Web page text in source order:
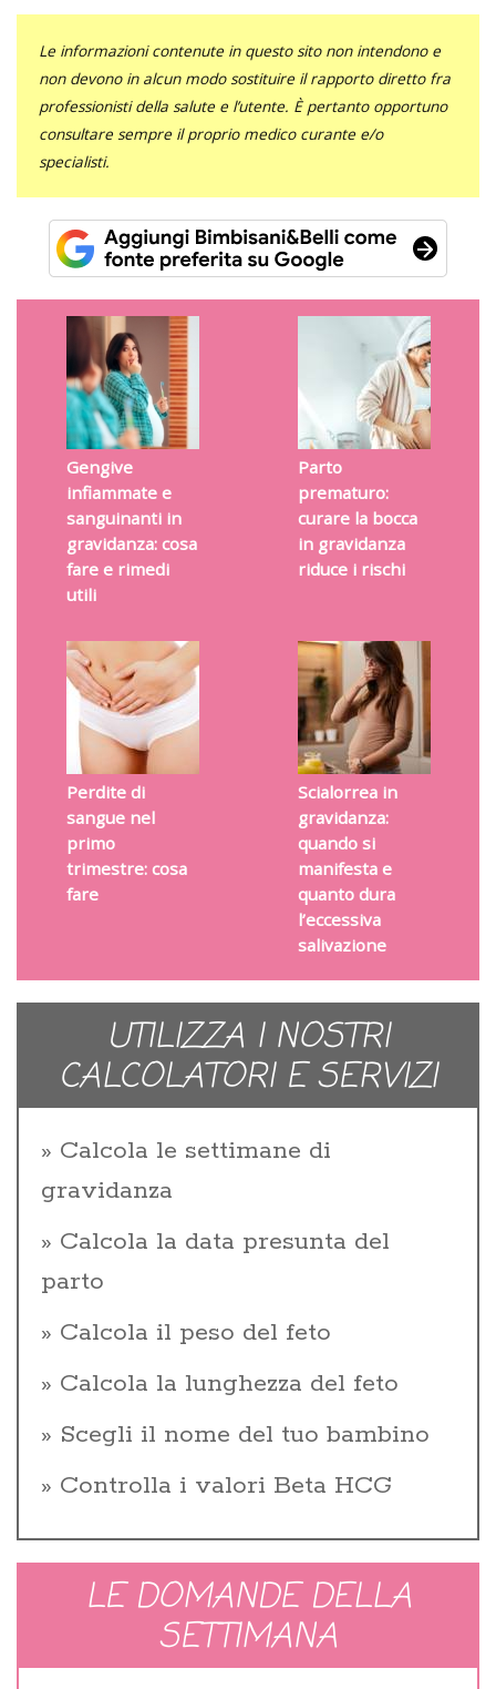
Le informazioni contenute in questo sito non intendono e
non devono in alcun modo sostituire il rapporto diretto fra
professionisti della salute e l’utente. È pertanto opportuno
consultare sempre il proprio medico curante e/o
specialisti.
Gengive
infiammate e
sanguinanti in
gravidanza: cosa
fare e rimedi
utili
Parto
prematuro:
curare la bocca
in gravidanza
riduce i rischi
Perdite di
sangue nel
primo
trimestre: cosa
fare
Scialorrea in
gravidanza:
quando si
manifesta e
quanto dura
l’eccessiva
salivazione
UTILIZZA I NOSTRI
CALCOLATORI E SERVIZI
Calcola le settimane di
gravidanza
Calcola la data presunta del
parto
Calcola il peso del feto
Calcola la lunghezza del feto
Scegli il nome del tuo bambino
Controlla i valori Beta HCG
LE DOMANDE DELLA
SETTIMANA